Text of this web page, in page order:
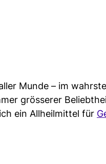
Munde – im
grösserer
ein Allheilmittel für